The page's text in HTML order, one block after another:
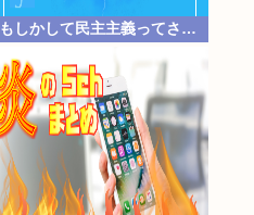
もしかして民主主義ってさ…